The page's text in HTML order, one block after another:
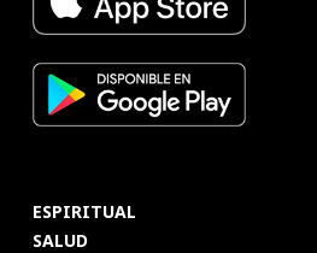
ESPIRITUAL
SALUD